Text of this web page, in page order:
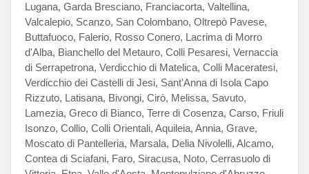
Lugana, Garda Bresciano, Franciacorta, Valtellina,
Valcalepio, Scanzo, San Colombano, Oltrepò Pavese,
Buttafuoco, Falerio, Rosso Conero, Lacrima di Morro
d'Alba, Bianchello del Metauro, Colli Pesaresi, Vernaccia
di Serrapetrona, Verdicchio di Matelica, Colli Maceratesi,
Verdicchio dei Castelli di Jesi, Sant'Anna di Isola Capo
Rizzuto, Latisana, Bivongi, Cirò, Melissa, Savuto,
Lamezia, Greco di Bianco, Terre di Cosenza, Carso, Friuli
Isonzo, Collio, Colli Orientali, Aquileia, Annia, Grave,
Moscato di Pantelleria, Marsala, Delia Nivolelli, Alcamo,
Contea di Sciafani, Faro, Siracusa, Noto, Cerrasuolo di